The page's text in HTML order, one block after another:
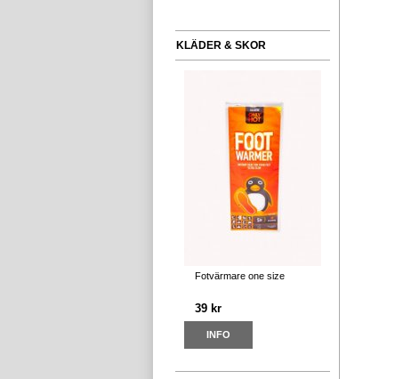
KLÄDER & SKOR
Fotvärmare one size
39 kr
INFO